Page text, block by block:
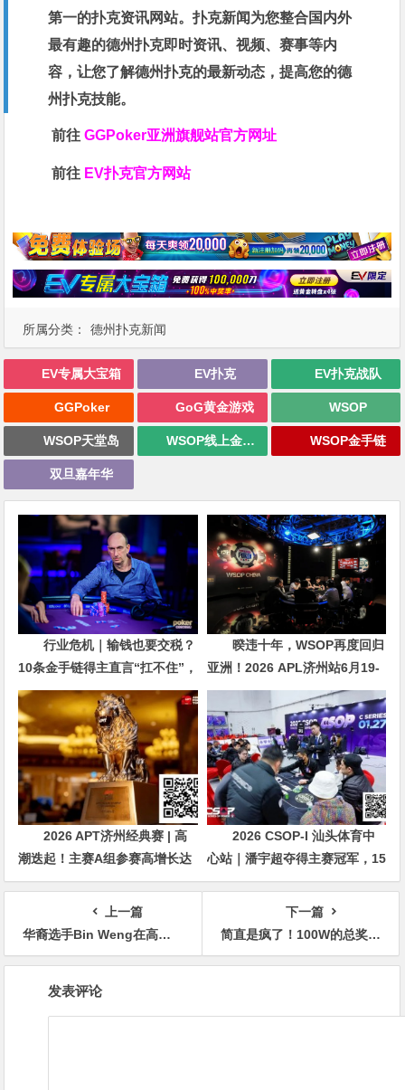
所属分类： 德州扑克新闻
第一的扑克资讯网站。扑克新闻为您整合国内外
最有趣的德州扑克即时资讯、视频、赛事等内
容，让您了解德州扑克的最新动态，提高您的德
州扑克技能。
前往GGPoker亚洲旗舰站官方网址
前往 EV扑克官方网站
EV专属大宝箱 EV扑克 EV扑克战队
GGPoker GoG黄金游戏 WSOP
WSOP天堂岛 WSOP线上金手链 WSOP金手链
双旦嘉年华
行业危机｜输钱也要交税？
10条金手链得主直言“扛不住”，
主动砍掉四分之三比赛
暌违十年，WSOP再度回归
亚洲！2026 APL济州站6月19-
28日盛大登场！
2026 APT济州经典赛 | 高
潮迭起！主赛A组参赛高增长达
676人次！中国选手 Tony Lin
逆袭夺超级豪客赛冠军！
2026 CSOP-I 汕头体育中
心站｜潘宇超夺得主赛冠军，15
年扑克路，圆梦CSOP！
上一篇
华裔选手Bin Weng在高额锦标赛杀疯了，奖金超过850万一年猛拿4个冠军
下一篇
简直是疯了！100W的总奖励，史上最大规模的免费赛居然来了！
发表评论